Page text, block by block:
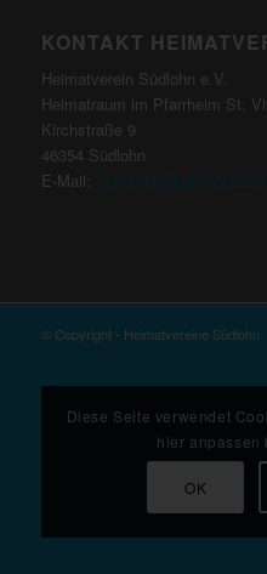
KONTAKT
Heimatverein Südlohn e.V.
Heimatraum im Pfarrheim St.
Kirchstraße 9
46354 Südlohn
E-Mail:
© Copyright - Heimatvereine Südlohn
Diese Seite verwendet
hier anpassen
OK